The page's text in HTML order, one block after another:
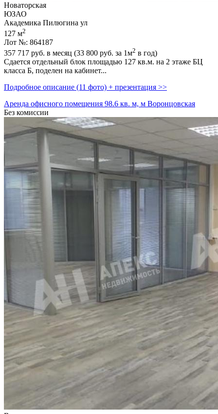
Новаторская
ЮЗАО
Академика Пилюгина ул
127 м2
Лот №: 864187
357 717 руб. в месяц (33 800 руб. за 1м2 в год)
Сдается отдельный блок площадью 127 кв.м. на 2 этаже БЦ
класса Б,­ поделен на кабинет...
Подробное описание (11 фото) + презентация >>
Аренда офисного помещения 98.6 кв. м, м Воронцовская
Без комиссии